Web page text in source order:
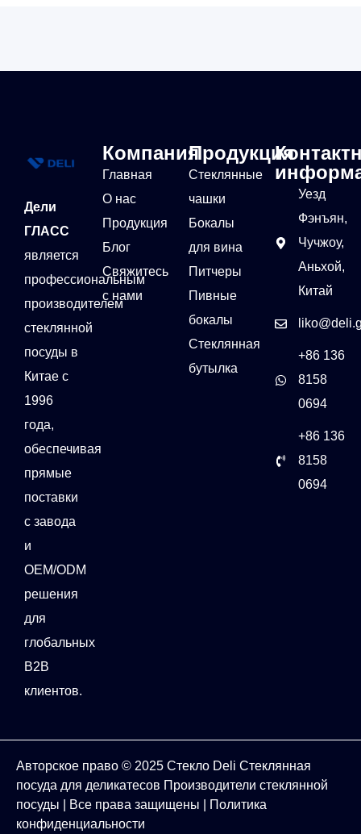
Дели
ГЛАСС
является
профессиональным
производителем
стеклянной
посуды в
Китае с
1996
года,
обеспечивая
прямые
поставки
с завода
и
OEM/ODM
решения
для
глобальных
B2B
клиентов.
Компания
Главная
О нас
Продукция
Блог
Свяжитесь
с нами
Продукция
Стеклянные
чашки
Бокалы
для вина
Питчеры
Пивные
бокалы
Стеклянная
бутылка
Уезд
Фэнъян,
Чучжоу,
Аньхой,
Китай
+86 136
8158
0694
+86 136
8158
0694
Авторское право © 2025 Стекло Deli Стеклянная
посуда для деликатесов Производители стеклянной
посуды
| Все права защищены |
Политика
конфиденциальности